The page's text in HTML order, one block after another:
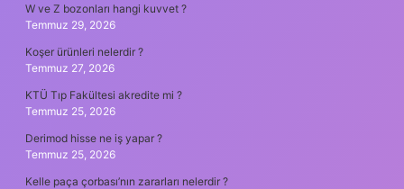
W ve Z bozonları hangi kuvvet ?
Temmuz 29, 2026
Koşer ürünleri nelerdir ?
Temmuz 27, 2026
KTÜ Tıp Fakültesi akredite mi ?
Temmuz 25, 2026
Derimod hisse ne iş yapar ?
Temmuz 25, 2026
Kelle paça çorbası’nın zararları nelerdir ?